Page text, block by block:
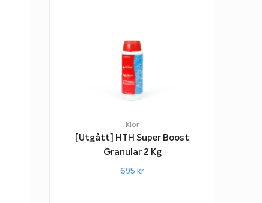
Klor
[Utgått] HTH Super Boost
Granular 2 Kg
695 kr